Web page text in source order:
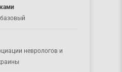
неврологов и